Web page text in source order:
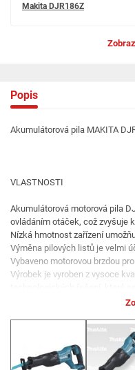
Makita DJR186Z
Popis
Akumulátorová pila MAKITA
VLASTNOSTI
Akumulátorová motorová pila
ovládáním otáček, což zvyšuje
Nízká hmotnost zařízení
Výměna pilových listů je velmi
Vybaveno motorovou brzdou
Výrobek je vyroben z vysoce
TECHNICKÁ DATA